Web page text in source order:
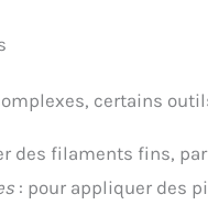
certains
des filaments fins,
: pour appliquer des